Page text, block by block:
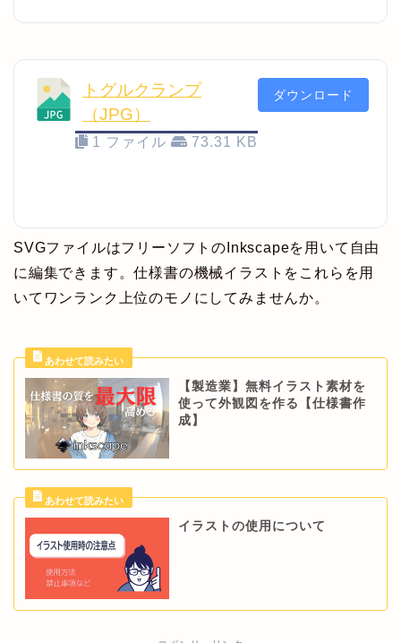
トグルクランプ
（JPG）
1 ファイル 73.31 KB
ダウンロード
SVGファイルはフリーソフトのInkscapeを用いて自由
に編集できます。仕様書の機械イラストをこれらを用
いてワンランク上位のモノにしてみませんか。
【製造業】無料イラスト素材を
使って外観図を作る【仕様書作
成】
イラストの使用について